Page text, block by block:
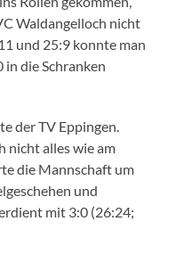
Waldangelloch nicht
und 25:9 konnte man
die Schranken
der TV Eppingen.
nicht alles wie am
die Mannschaft um
und
mit 3:0 (26:24;